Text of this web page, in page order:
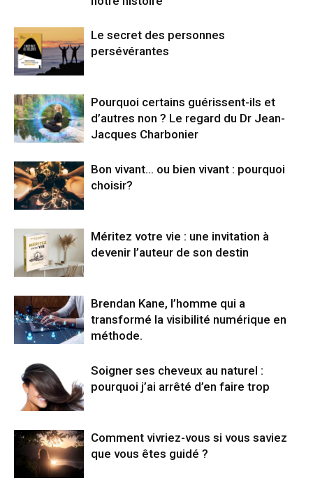
Le secret des personnes
persévérantes
Pourquoi certains guérissent-ils et
d’autres non ? Le regard du Dr Jean-
Jacques Charbonier
Bon vivant… ou bien vivant : pourquoi
choisir?
Méritez votre vie : une invitation à
devenir l’auteur de son destin
Brendan Kane, l’homme qui a
transformé la visibilité numérique en
méthode.
Soigner ses cheveux au naturel :
pourquoi j’ai arrêté d’en faire trop
Comment vivriez-vous si vous saviez
que vous êtes guidé ?